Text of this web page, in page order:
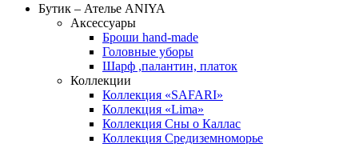
Бутик – Ателье ANIYA
Аксессуары
Броши hand-made
Головные уборы
Шарф ,палантин, платок
Коллекции
Коллекция «SAFARI»
Коллекция «Lima»
Коллекция Сны о Каллас
Коллекция Средиземноморье